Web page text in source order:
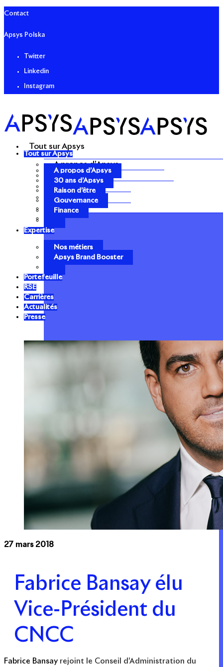
Contact
Apsys Polska
Twitter
Linkedin
Instagram
Tout sur Apsys
A propos d’Apsys
30 ans d’Apsys
Raison d’être
Gouvernance
Finance
Tout sur Apsys
A propos d’Apsys
30 ans d’Apsys
Raison d’être
Gouvernance
Finance
Expertise
Nos métiers
Apsys Brand Booster
Portefeuille
RSE
Carrières
Actualités
Presse
27 mars 2018
Fabrice Bansay élu
Vice-Président du
CNCC
Fabrice Bansay rejoint le Conseil d’Administration du